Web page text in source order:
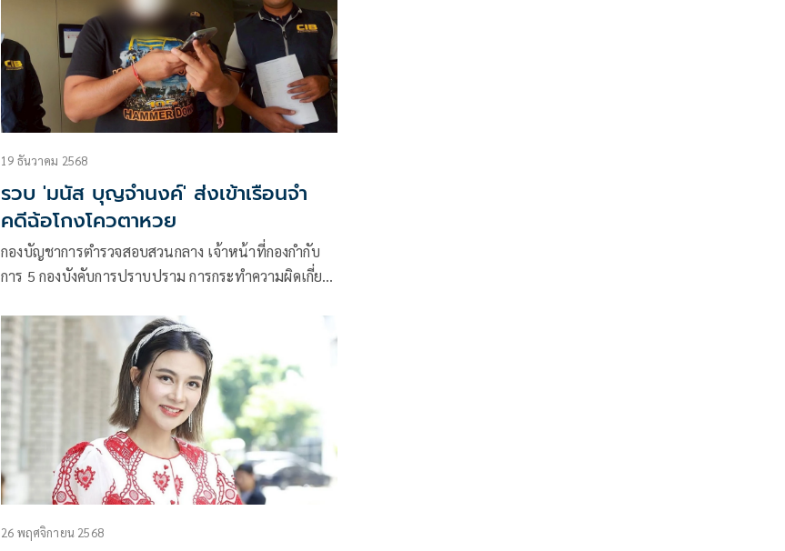
19 ธันวาคม 2568
รวบ 'มนัส บุญจำนงค์' ส่งเข้าเรือนจำ
คดีฉ้อโกงโควตาหวย
กองบัญชาการตำรวจสอบสวนกลาง เจ้าหน้าที่กองกำกับ
การ 5 กองบังคับการปราบปราม การกระทำความผิดเกี่ยว
จับกุม นายมนัส บุญจำนงค์ อดีตนักมวยฮีโร่โอลิมปิก
26 พฤศจิกายน 2568